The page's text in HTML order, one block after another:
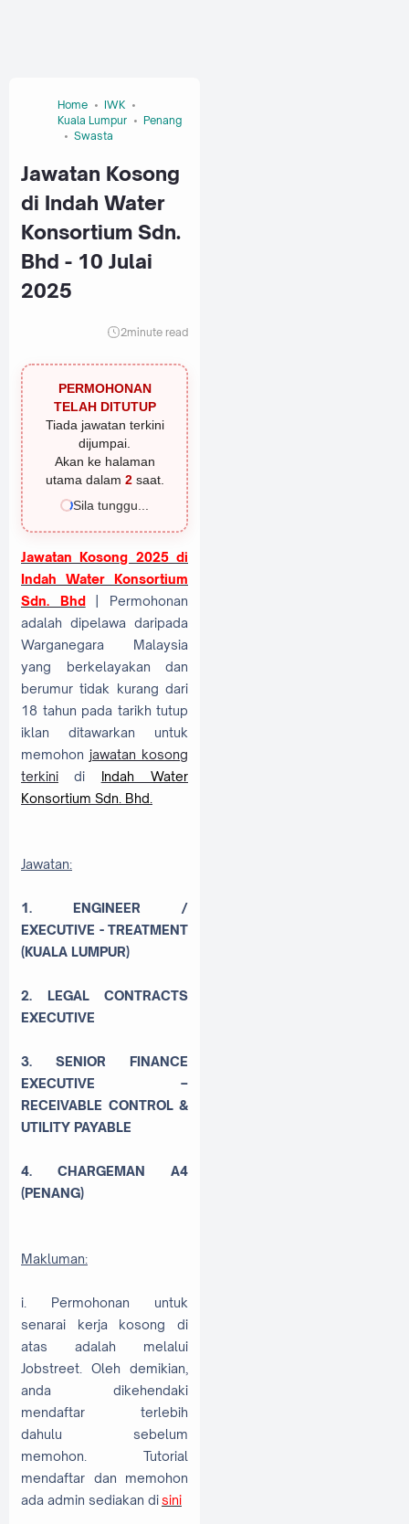
Home
IWK
Kuala Lumpur
Penang
Swasta
Jawatan Kosong
di Indah Water
Konsortium Sdn.
Bhd - 10 Julai
2025
2minute read
PERMOHONAN
TELAH DITUTUP
Tiada jawatan terkini
dijumpai.
Akan ke halaman
utama dalam 1saat.
Sila tunggu...
Jawatan Kosong 2025 di
Indah Water Konsortium
Sdn. Bhd
| Permohonan
adalah dipelawa daripada
Warganegara Malaysia
yang berkelayakan dan
berumur tidak kurang dari
18 tahun pada tarikh tutup
iklan ditawarkan untuk
memohon jawatan kosong
terkini di Indah Water
Konsortium Sdn. Bhd.
Jawatan:
1. ENGINEER /
EXECUTIVE - TREATMENT
(KUALA LUMPUR)
2. LEGAL CONTRACTS
EXECUTIVE
3. SENIOR FINANCE
EXECUTIVE –
RECEIVABLE CONTROL &
UTILITY PAYABLE
4. CHARGEMAN A4
(PENANG)
Makluman:
i. Permohonan untuk
senarai kerja kosong di
atas adalah melalui
Jobstreet. Oleh demikian,
anda dikehendaki
mendaftar terlebih
dahulu sebelum
memohon. Tutorial
mendaftar dan memohon
ada admin sediakan disini